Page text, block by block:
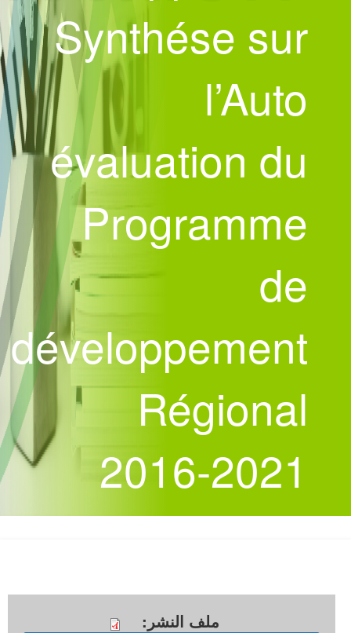
Synthése sur
l’Auto
évaluation du
Programme
de
développement
Régional
2016-2021
ملف النشر :